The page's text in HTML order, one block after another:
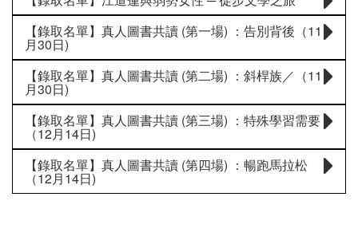
【錄取名單】真人圖書共讀 (第一場) ：告別背後（11
月30日)
【錄取名單】真人圖書共讀 (第二場) ：斜桿族／（11
月30日)
【錄取名單】真人圖書共讀 (第三場) ：特殊學習需要
（12月14日)
【錄取名單】真人圖書共讀 (第四場) ：暢跑馬拉松
（12月14日)